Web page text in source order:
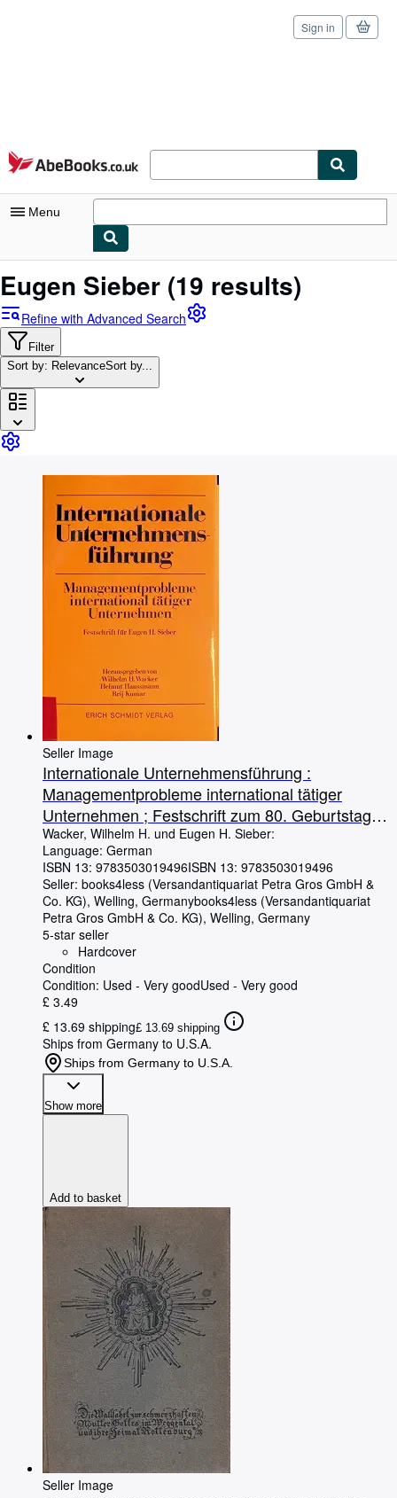
Skip to main content
AbeBooks.co.uk
Sign in
Menu
My Purchases
Sign Off
Advanced Search
Browse Collections
Rare Books
Textbooks
Eugen Sieber (19 results)
Refine with Advanced Search
Filter
Sort by: RelevanceSort by...
Seller Image
Internationale Unternehmensführung :
Managementprobleme international tätiger
Unternehmen ; Festschrift zum 80. Geburtstag
von Eugen Hermann Sieber.
Wacker, Wilhelm H. und Eugen H. Sieber:
Language: German
ISBN 13: 9783503019496ISBN 13: 9783503019496
Seller: books4less (Versandantiquariat Petra Gros GmbH &
Co. KG), Welling, Germanybooks4less (Versandantiquariat
Petra Gros GmbH & Co. KG), Welling, Germany
5-star seller
Hardcover
Condition
Condition: Used - Very goodUsed - Very good
£ 3.49
£ 13.69 shipping£ 13.69 shipping
Ships from Germany to U.S.A.
Ships from Germany to U.S.A.
Show more
Add to basket
Seller Image